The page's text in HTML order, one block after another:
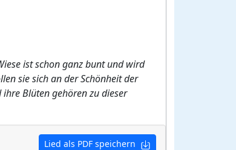
ist schon ganz bunt und wird
sie sich an der Schönheit der
Blüten gehören zu dieser
Lied als PDF speichern